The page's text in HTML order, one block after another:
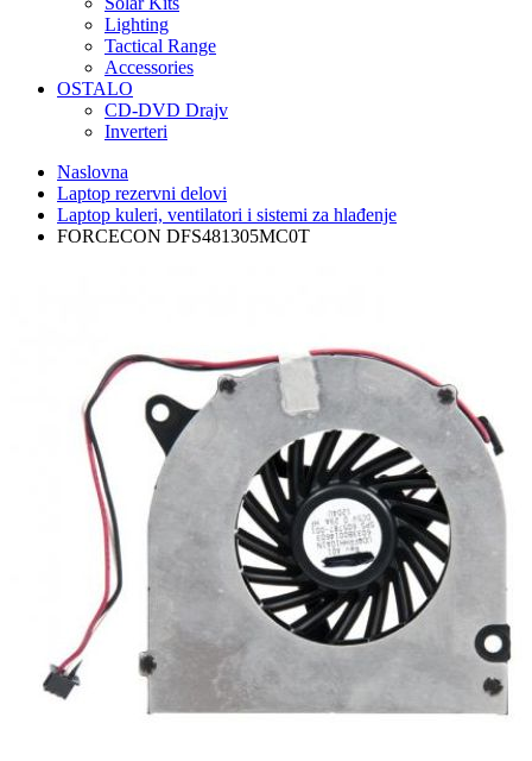
Lighting
Tactical Range
Accessories
OSTALO
CD-DVD Drajv
Inverteri
Naslovna
Laptop rezervni delovi
Laptop kuleri, ventilatori i sistemi za hlađenje
FORCECON DFS481305MC0T